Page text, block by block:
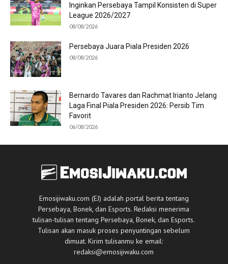
Inginkan Persebaya Tampil Konsisten di Super
League 2026/2027
08/08/2026
Persebaya Juara Piala Presiden 2026
08/08/2026
Bernardo Tavares dan Rachmat Irianto Jelang
Laga Final Piala Presiden 2026: Persib Tim
Favorit
06/08/2026
Emosijiwaku.com (EJ) adalah portal berita tentang
Persebaya, Bonek, dan Esports. Redaksi menerima
tulisan-tulisan tentang Persebaya, Bonek, dan Esports.
Tulisan akan masuk proses penyuntingan sebelum
dimuat. Kirim tulisanmu ke email:
redaksi@emosijiwaku.com